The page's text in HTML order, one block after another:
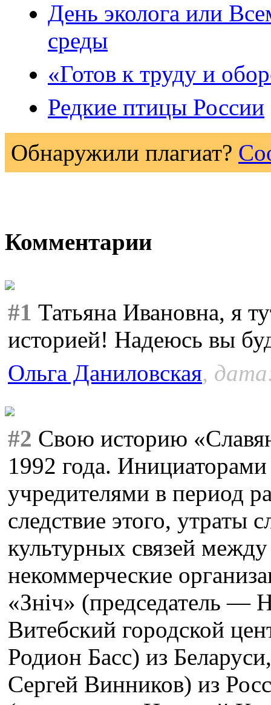
День эколога или
среды
«Готов к труду и
Редкие птицы России
Обнаружили плагиат?
Комментарии
#1 Татьяна Ивановна, я
историей! Надеюсь вы
Ольга Даниловская,
#2 Свою историю
1992 года.
учредителями в период
следствие этого, утраты
культурных связей
некоммерческие
«Знiч» (председатель —
Витебский городской
Родион Басс) из
Сергей Винников) из